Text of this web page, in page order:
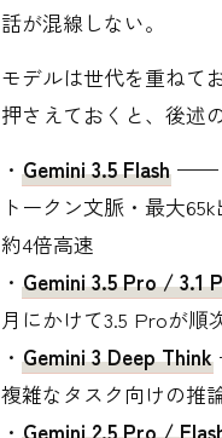
話が混線しない。
モデルは世代を重ねて
押さえておくと、後述
・ Gemini 3.5 Flash ——
トークン文脈・最大
約4倍高速
・ Gemini 3.5 Pro / 3.1
月にかけて3.5 Proが順
・ Gemini 3 Deep Think
複雑なタスク向けの推
・ Gemini 2.5 Pro /